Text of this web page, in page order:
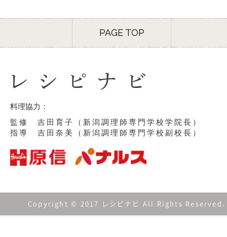
PAGE TOP
料理協力：
監修 吉田育子（新潟調理師専門学校学院長）
指導 吉田奈美（新潟調理師専門学校副校長）
Copyright © 2017 レシピナビ All Rights Reserved.